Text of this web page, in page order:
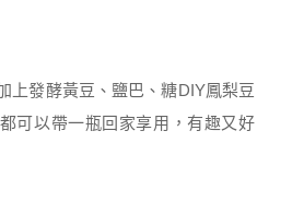
上發酵黃豆、鹽巴、糖DIY鳳梨豆
可以帶一瓶回家享用，有趣又好